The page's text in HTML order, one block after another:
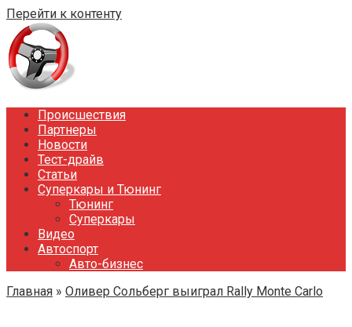
Перейти к контенту
Происшествия
Партнеры
Новости
Тест-драйв
Статьи
Суперкары и Тюнинг
Тюнинг
Суперкары
Видео
Автоспорт
Авто-бизнес
Главная » Оливер Сольберг выиграл Rally Monte Carlo